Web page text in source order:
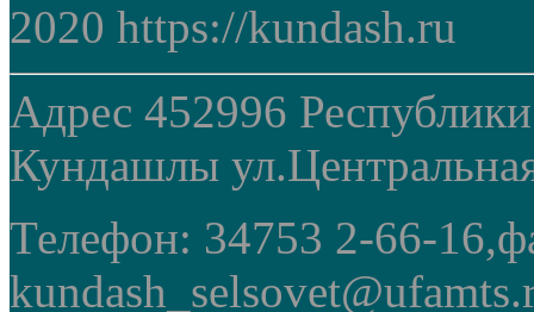
2020 https://kundash.ru
Адрес 452996
Кундашлы
Телефон: 34753 2-66-